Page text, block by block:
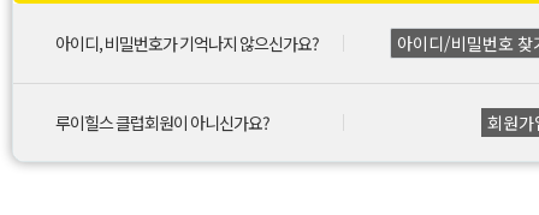
아이디, 비밀번호가 기억나지 않으신가요? 아이디/비밀번호 찾
루이힐스 클럽회원이 아니신가요? 회원가